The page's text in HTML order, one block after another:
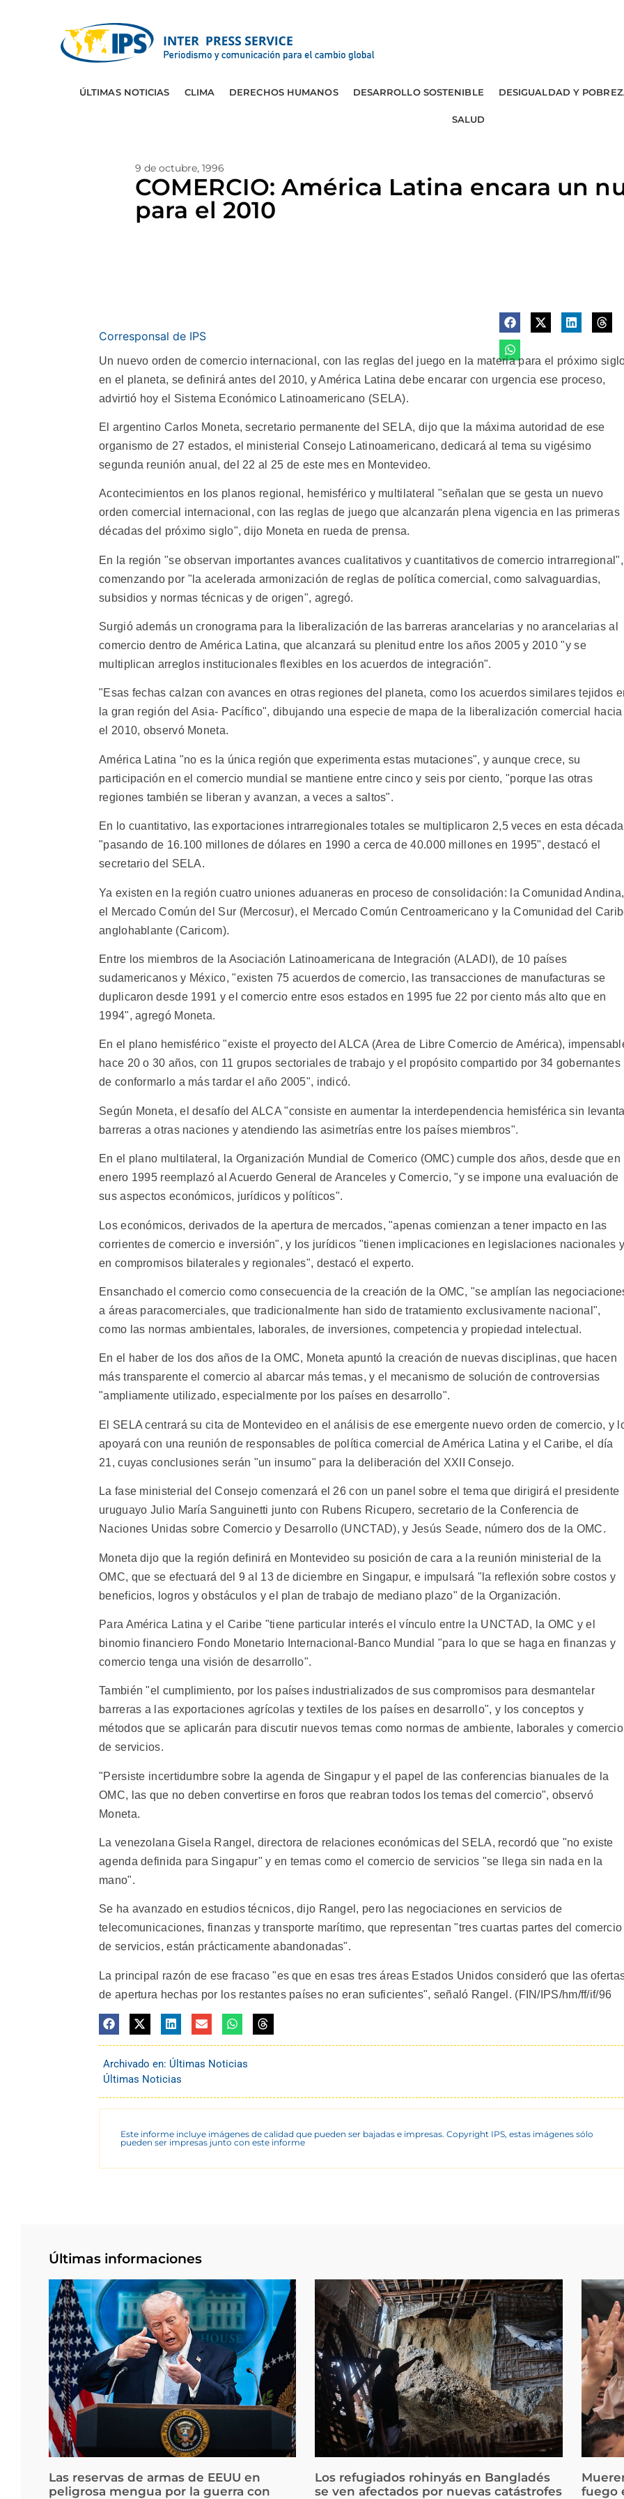
ÚLTIMAS NOTICIAS CLIMA DERECHOS HUMANOS DESARROLLO SOSTENIBLE DESIGUALDAD Y
SALUD
9 de octubre, 1996
COMERCIO: América Latina encara un
para el 2010
Corresponsal de IPS
Un nuevo orden de comercio internacional, con las reglas del juego en la materia para el próximo
en el planeta, se definirá antes del 2010, y América Latina debe encarar con urgencia ese proceso,
advirtió hoy el Sistema Económico Latinoamericano (SELA).
El argentino Carlos Moneta, secretario permanente del SELA, dijo que la máxima autoridad de ese
organismo de 27 estados, el ministerial Consejo Latinoamericano, dedicará al tema su vigésimo
segunda reunión anual, del 22 al 25 de este mes en Montevideo.
Acontecimientos en los planos regional, hemisférico y multilateral "señalan que se gesta un nuevo
orden comercial internacional, con las reglas de juego que alcanzarán plena vigencia en las primeras
décadas del próximo siglo", dijo Moneta en rueda de prensa.
En la región "se observan importantes avances cualitativos y cuantitativos de comercio intrarregional",
comenzando por "la acelerada armonización de reglas de política comercial, como salvaguardias,
subsidios y normas técnicas y de origen", agregó.
Surgió además un cronograma para la liberalización de las barreras arancelarias y no arancelarias al
comercio dentro de América Latina, que alcanzará su plenitud entre los años 2005 y 2010 "y se
multiplican arreglos institucionales flexibles en los acuerdos de integración".
"Esas fechas calzan con avances en otras regiones del planeta, como los acuerdos similares tejidos
la gran región del Asia- Pacífico", dibujando una especie de mapa de la liberalización comercial hacia
el 2010, observó Moneta.
América Latina "no es la única región que experimenta estas mutaciones", y aunque crece, su
participación en el comercio mundial se mantiene entre cinco y seis por ciento, "porque las otras
regiones también se liberan y avanzan, a veces a saltos".
En lo cuantitativo, las exportaciones intrarregionales totales se multiplicaron 2,5 veces en esta
"pasando de 16.100 millones de dólares en 1990 a cerca de 40.000 millones en 1995", destacó el
secretario del SELA.
Ya existen en la región cuatro uniones aduaneras en proceso de consolidación: la Comunidad Andina,
el Mercado Común del Sur (Mercosur), el Mercado Común Centroamericano y la Comunidad del
anglohablante (Caricom).
Entre los miembros de la Asociación Latinoamericana de Integración (ALADI), de 10 países
sudamericanos y México, "existen 75 acuerdos de comercio, las transacciones de manufacturas se
duplicaron desde 1991 y el comercio entre esos estados en 1995 fue 22 por ciento más alto que en
1994", agregó Moneta.
En el plano hemisférico "existe el proyecto del ALCA (Area de Libre Comercio de América),
hace 20 o 30 años, con 11 grupos sectoriales de trabajo y el propósito compartido por 34 gobernantes
de conformarlo a más tardar el año 2005", indicó.
Según Moneta, el desafío del ALCA "consiste en aumentar la interdependencia hemisférica sin
barreras a otras naciones y atendiendo las asimetrías entre los países miembros".
En el plano multilateral, la Organización Mundial de Comerico (OMC) cumple dos años, desde que en
enero 1995 reemplazó al Acuerdo General de Aranceles y Comercio, "y se impone una evaluación de
sus aspectos económicos, jurídicos y políticos".
Los económicos, derivados de la apertura de mercados, "apenas comienzan a tener impacto en las
corrientes de comercio e inversión", y los jurídicos "tienen implicaciones en legislaciones nacionales
en compromisos bilaterales y regionales", destacó el experto.
Ensanchado el comercio como consecuencia de la creación de la OMC, "se amplían las
a áreas paracomerciales, que tradicionalmente han sido de tratamiento exclusivamente nacional",
como las normas ambientales, laborales, de inversiones, competencia y propiedad intelectual.
En el haber de los dos años de la OMC, Moneta apuntó la creación de nuevas disciplinas, que hacen
más transparente el comercio al abarcar más temas, y el mecanismo de solución de controversias
"ampliamente utilizado, especialmente por los países en desarrollo".
El SELA centrará su cita de Montevideo en el análisis de ese emergente nuevo orden de comercio, y
apoyará con una reunión de responsables de política comercial de América Latina y el Caribe, el día
21, cuyas conclusiones serán "un insumo" para la deliberación del XXII Consejo.
La fase ministerial del Consejo comenzará el 26 con un panel sobre el tema que dirigirá el presidente
uruguayo Julio María Sanguinetti junto con Rubens Ricupero, secretario de la Conferencia de
Naciones Unidas sobre Comercio y Desarrollo (UNCTAD), y Jesús Seade, número dos de la OMC.
Moneta dijo que la región definirá en Montevideo su posición de cara a la reunión ministerial de la
OMC, que se efectuará del 9 al 13 de diciembre en Singapur, e impulsará "la reflexión sobre costos y
beneficios, logros y obstáculos y el plan de trabajo de mediano plazo" de la Organización.
Para América Latina y el Caribe "tiene particular interés el vínculo entre la UNCTAD, la OMC y el
binomio financiero Fondo Monetario Internacional-Banco Mundial "para lo que se haga en finanzas y
comercio tenga una visión de desarrollo".
También "el cumplimiento, por los países industrializados de sus compromisos para desmantelar
barreras a las exportaciones agrícolas y textiles de los países en desarrollo", y los conceptos y
métodos que se aplicarán para discutir nuevos temas como normas de ambiente, laborales y comercio
de servicios.
"Persiste incertidumbre sobre la agenda de Singapur y el papel de las conferencias bianuales de la
OMC, las que no deben convertirse en foros que reabran todos los temas del comercio", observó
Moneta.
La venezolana Gisela Rangel, directora de relaciones económicas del SELA, recordó que "no existe
agenda definida para Singapur" y en temas como el comercio de servicios "se llega sin nada en la
mano".
Se ha avanzado en estudios técnicos, dijo Rangel, pero las negociaciones en servicios de
telecomunicaciones, finanzas y transporte marítimo, que representan "tres cuartas partes del comercio
de servicios, están prácticamente abandonadas".
La principal razón de ese fracaso "es que en esas tres áreas Estados Unidos consideró que las
de apertura hechas por los restantes países no eran suficientes", señaló Rangel. (FIN/IPS/hm/ff/if/96
Archivado en: Últimas Noticias
Últimas Noticias
Este informe incluye imágenes de calidad que pueden ser bajadas e impresas. Copyright IPS, estas imágenes sólo
pueden ser impresas junto con este informe
Últimas informaciones
Las reservas de armas de EEUU en
peligrosa mengua por la guerra con
Los refugiados rohinyás en Bangladés
se ven afectados por nuevas catástrofes
fuego